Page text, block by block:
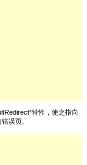
特性，使之指向
误页。